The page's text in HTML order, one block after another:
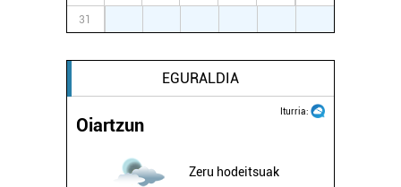
31
EGURALDIA
Iturria:
Oiartzun
Zeru hodeitsuak